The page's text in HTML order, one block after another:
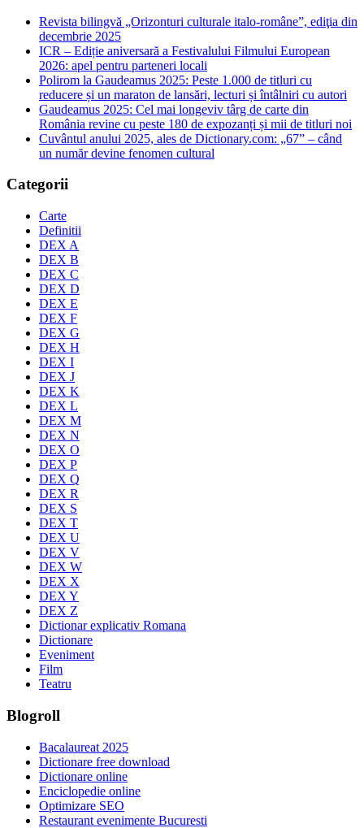
Revista bilingvă „Orizonturi culturale italo-române”, ediţia din
decembrie 2025
ICR – Ediție aniversară a Festivalului Filmului European
2026: apel pentru parteneri locali
Polirom la Gaudeamus 2025: Peste 1.000 de titluri cu
reducere și un maraton de lansări, lecturi și întâlniri cu autori
Gaudeamus 2025: Cel mai longeviv târg de carte din
România revine cu peste 180 de expozanți și mii de titluri noi
Cuvântul anului 2025, ales de Dictionary.com: „67” – când
un număr devine fenomen cultural
Categorii
Carte
Definitii
DEX A
DEX B
DEX C
DEX D
DEX E
DEX F
DEX G
DEX H
DEX I
DEX J
DEX K
DEX L
DEX M
DEX N
DEX O
DEX P
DEX Q
DEX R
DEX S
DEX T
DEX U
DEX V
DEX W
DEX X
DEX Y
DEX Z
Dictionar explicativ Romana
Dictionare
Eveniment
Film
Teatru
Blogroll
Bacalaureat 2025
Dictionare free download
Dictionare online
Enciclopedie online
Optimizare SEO
Restaurant evenimente Bucuresti